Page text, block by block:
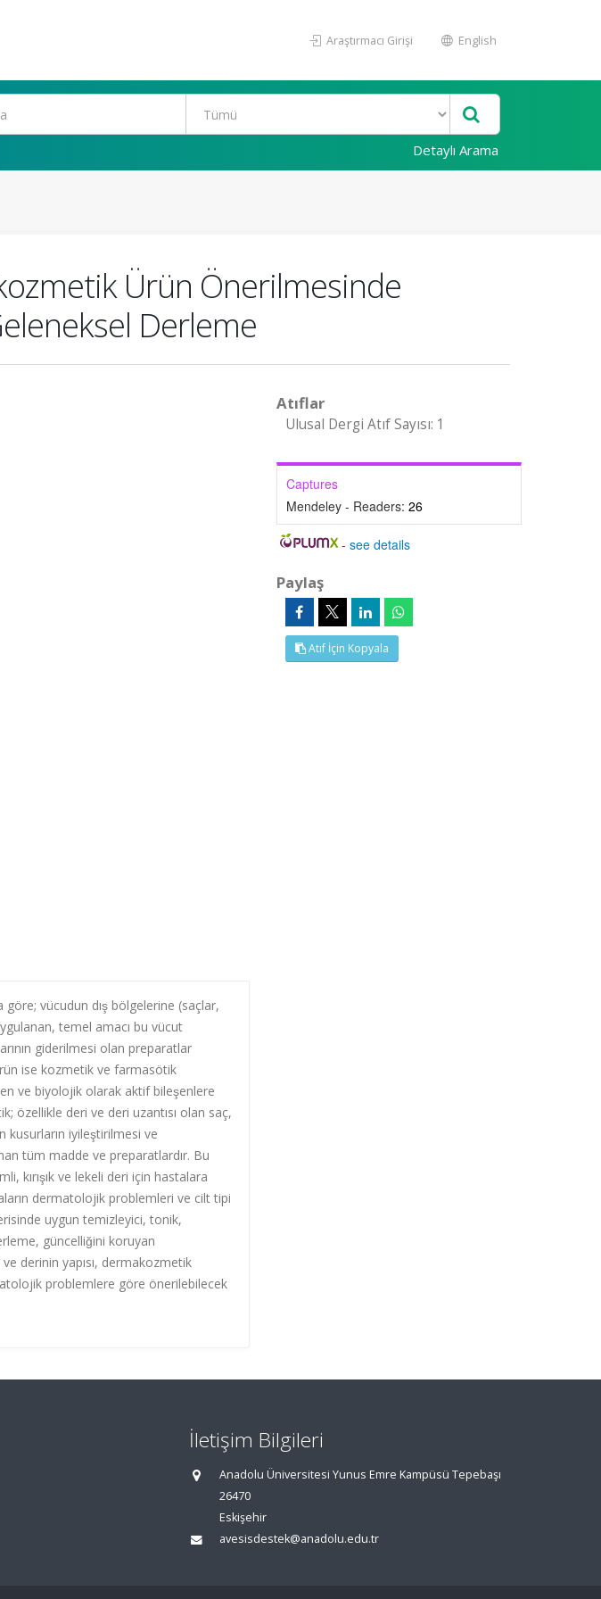
Araştırmacı Girişi English
Detaylı Arama
Ürün Önerilmesinde
Derleme
göre; vücudun dış bölgelerine (saçlar,
temel amacı bu vücut
ının giderilmesi olan preparatlar
ise kozmetik ve farmasötik
ve biyolojik olarak aktif bileşenlere
özellikle deri ve deri uzantısı olan saç,
kusurların iyileştirilmesi ve
tüm madde ve preparatlardır. Bu
kırışık ve lekeli deri için hastalara
ın dermatolojik problemleri ve cilt tipi
uygun temizleyici, tonik,
güncelliğini koruyan
derinin yapısı, dermakozmetik
problemlere göre önerilebilecek
Atıflar
Ulusal Dergi Atıf Sayısı: 1
Captures
Mendeley - Readers: 26
-see details
Paylaş
Atıf İçin Kopyala
İletişim Bilgileri
Anadolu Üniversitesi Yunus Emre Kampüsü Tepebaşı
26470
Eskişehir
avesisdestek@anadolu.edu.tr